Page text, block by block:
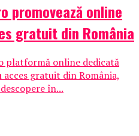
promovează online
gratuit din România
platformă online dedicată
gratuit din România,
în...